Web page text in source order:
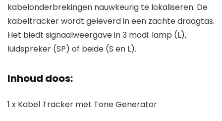
kabelonderbrekingen nauwkeurig te lokaliseren. De
kabeltracker wordt geleverd in een zachte draagtas.
Het biedt signaalweergave in 3 modi: lamp (L),
luidspreker (SP) of beide (S en L).
Inhoud doos:
1 x Kabel Tracker met Tone Generator